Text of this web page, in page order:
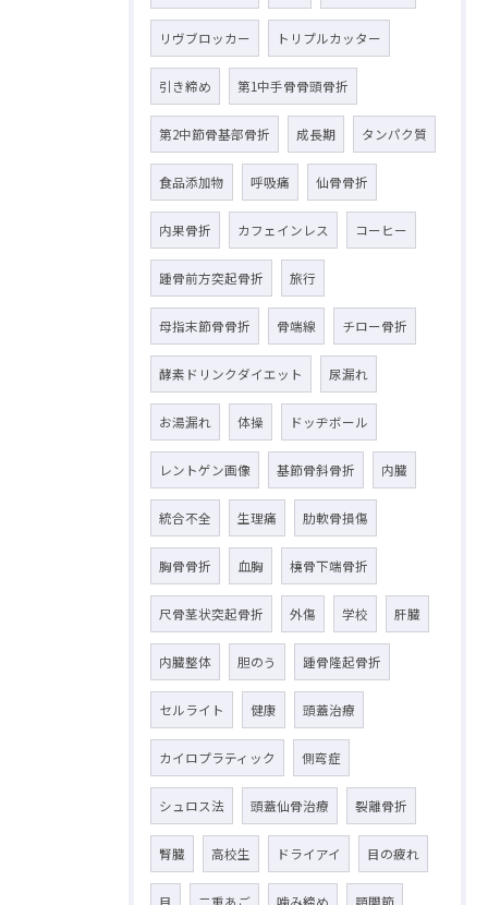
リヴブロッカー トリプルカッター
引き締め 第1中手骨骨頭骨折
第2中節骨基部骨折 成長期 タンパク質
食品添加物 呼吸痛 仙骨骨折
内果骨折 カフェインレス コーヒー
踵骨前方突起骨折 旅行
母指末節骨骨折 骨端線 チロー骨折
酵素ドリンクダイエット 尿漏れ
お湯漏れ 体操 ドッヂボール
レントゲン画像 基節骨斜骨折 内臓
統合不全 生理痛 肋軟骨損傷
胸骨骨折 血胸 橈骨下端骨折
尺骨茎状突起骨折 外傷 学校 肝臓
内臓整体 胆のう 踵骨隆起骨折
セルライト 健康 頭蓋治療
カイロプラティック 側弯症
シュロス法 頭蓋仙骨治療 裂離骨折
腎臓 高校生 ドライアイ 目の疲れ